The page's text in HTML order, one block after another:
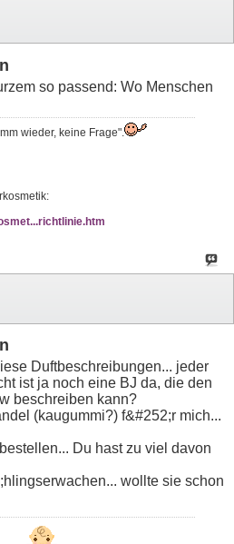
so passend: Wo Menschen
wieder, keine Frage".
Duftbeschreibungen... jeder
ist ja noch eine BJ da, die den
beschreiben kann?
(kaugummi?) f&#252;r mich...
Du hast zu viel davon
wollte sie schon